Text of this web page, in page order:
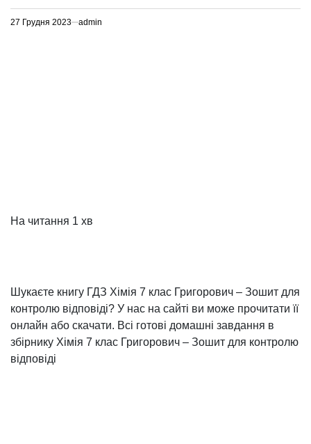
27 Грудня 2023 admin
На читання 1 хв
Шукаєте книгу ГДЗ Хімія 7 клас Григорович – Зошит для
контролю відповіді? У нас на сайті ви може прочитати її
онлайн або скачати. Всі готові домашні завдання в
збірнику Хімія 7 клас Григорович – Зошит для контролю
відповіді